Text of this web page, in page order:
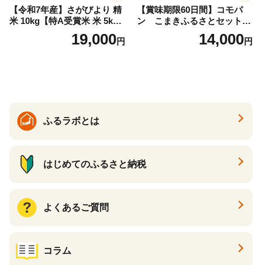
【令和7年産】さがびより 精
米 10kg【特A受賞米 米 5kg×
2袋 お米 コメ こめ 国産 美味
しい ブランド米 人気 ランキ
19,000円
【賞味期限60日間】コモパ
ン こまきふるさとセット
（24個入り）／災害用備蓄
保存食 非常食 防災グッズに
14,000円
ふるラボとは
はじめてのふるさと納税
よくあるご質問
コラム